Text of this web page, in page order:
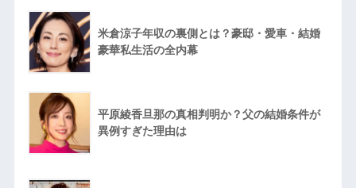
米倉涼子年収の裏側とは？豪邸・愛車・結婚
豪華私生活の全内幕
平原綾香旦那の真相判明か？父の結婚条件が
異例すぎた理由は